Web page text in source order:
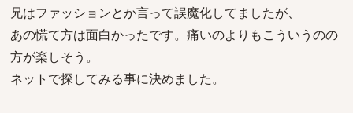
兄はファッションとか言って誤魔化してましたが、
あの慌て方は面白かったです。痛いのよりもこういうのの
方が楽しそう。
ネットで探してみる事に決めました。